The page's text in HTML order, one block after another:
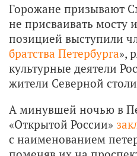
Горожане призывают
не присваивать мосту
позицией выступили
братства Петербурга»,
культурные деятели
жители Северной
А минувшей ночью в
«Открытой России»
с наименованием